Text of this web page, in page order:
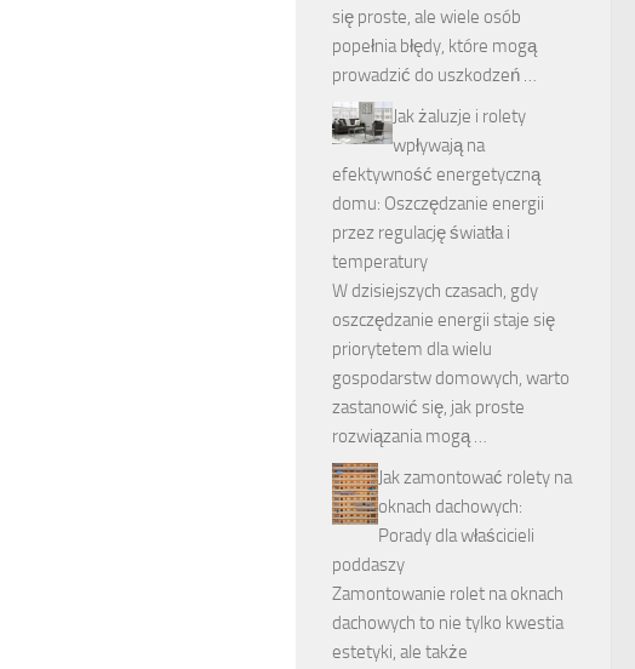
się proste, ale wiele osób
popełnia błędy, które mogą
prowadzić do uszkodzeń …
Jak żaluzje i rolety
wpływają na
efektywność energetyczną
domu: Oszczędzanie energii
przez regulację światła i
temperatury
W dzisiejszych czasach, gdy
oszczędzanie energii staje się
priorytetem dla wielu
gospodarstw domowych, warto
zastanowić się, jak proste
rozwiązania mogą …
Jak zamontować rolety na
oknach dachowych:
Porady dla właścicieli
poddaszy
Zamontowanie rolet na oknach
dachowych to nie tylko kwestia
estetyki, ale także